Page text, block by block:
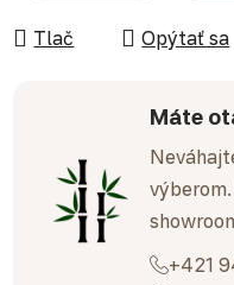
Tlač Opýtať sa
Máte
+421